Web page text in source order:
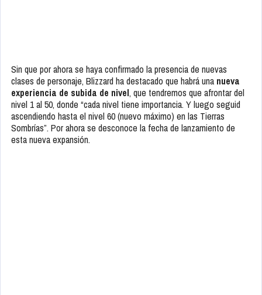
Sin que por ahora se haya confirmado la presencia de nuevas
clases de personaje, Blizzard ha destacado que habrá una nueva
experiencia de subida de nivel, que tendremos que afrontar del
nivel 1 al 50, donde “cada nivel tiene importancia. Y luego seguid
ascendiendo hasta el nivel 60 (nuevo máximo) en las Tierras
Sombrías”. Por ahora se desconoce la fecha de lanzamiento de
esta nueva expansión.